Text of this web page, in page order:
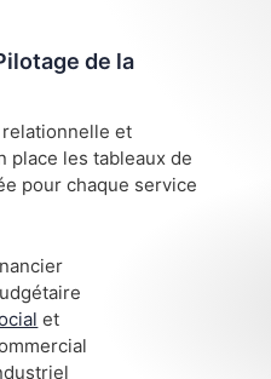
de la
relationnelle et
place les tableaux de
pour chaque service
et